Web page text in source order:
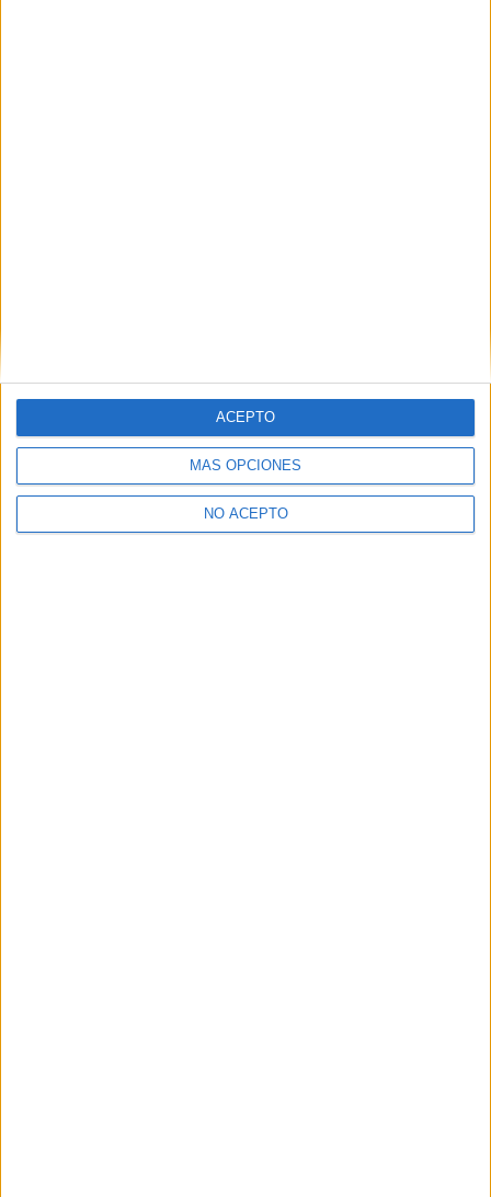
MÁS OPCIONES
NO ACEPTO
ACEPTO